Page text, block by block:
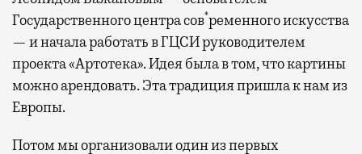
Государственного центра сов*ременного искусства
— и начала работать в ГЦСИ руководителем
проекта «Артотека». Идея была в том, что картины
можно арендовать. Эта традиция пришла к нам из
Европы.
Потом мы организовали один из первых